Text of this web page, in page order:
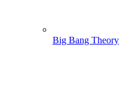
Big Bang Theory